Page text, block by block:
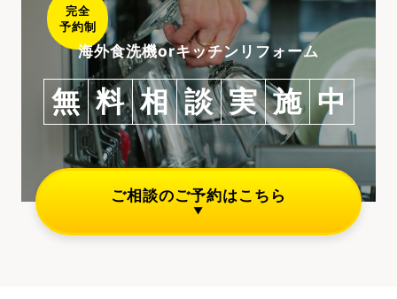
完全
予約制
海外食洗機orキッチンリフォーム
無 料 相 談 実 施 中
ご相談のご予約はこちら
▼